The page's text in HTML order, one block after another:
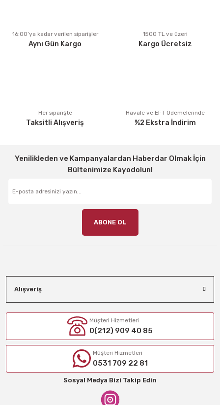
Ürün fiyatı diğer sitelerden daha pahalı.
Bu ürüne benzer farklı alternatifler olmalı.
16:00’ya kadar verilen siparişler
Aynı Gün Kargo
1500 TL ve üzeri
Kargo Ücretsiz
Her siparişte
Taksitli Alışveriş
Havale ve EFT Ödemelerinde
%2 Ekstra İndirim
Yenilikleden ve Kampanyalardan Haberdar Olmak İçin
Bültenimize Kayodolun!
ABONE OL
Alışveriş
Müşteri Hizmetleri
0(212) 909 40 85
Müşteri Hizmetleri
0531 709 22 81
Sosyal Medya Bizi Takip Edin